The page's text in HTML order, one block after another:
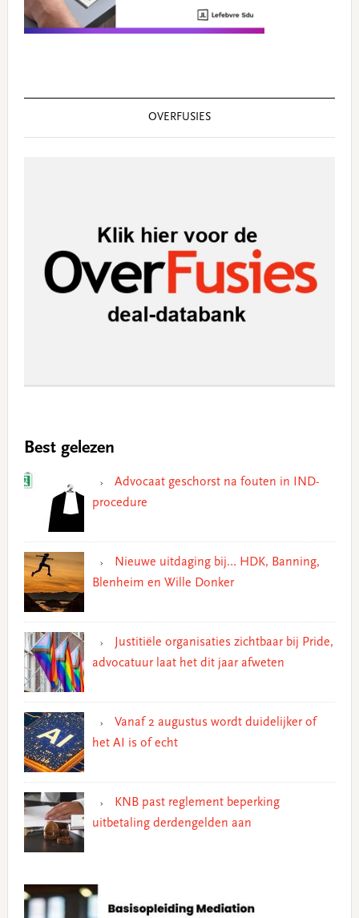
OVERFUSIES
Best gelezen
Advocaat geschorst na fouten in IND-
procedure
Nieuwe uitdaging bij… HDK, Banning,
Blenheim en Wille Donker
Justitiële organisaties zichtbaar bij Pride,
advocatuur laat het dit jaar afweten
Vanaf 2 augustus wordt duidelijker of
het AI is of echt
KNB past reglement beperking
uitbetaling derdengelden aan